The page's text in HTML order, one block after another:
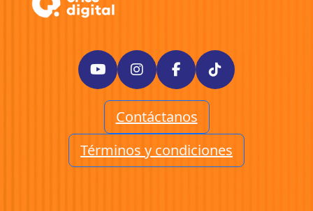
Contáctanos
Términos y condiciones